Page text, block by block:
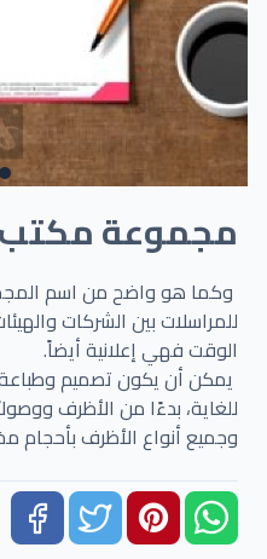
مجموعة مكتب
وكما هو واضح من اسم
للمراسلات بين الشركات
الوقت فهي إعلانية أيضاً.
يمكن أن يكون تصميم
للغاية، بدءًا من الأظرف
وجميع أنواع الأظرف بأحجام